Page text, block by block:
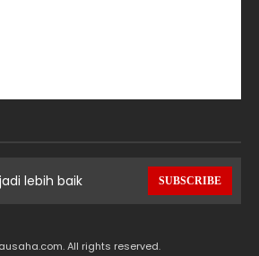
lebih baik SUBSCRIBE
All rights reserved.